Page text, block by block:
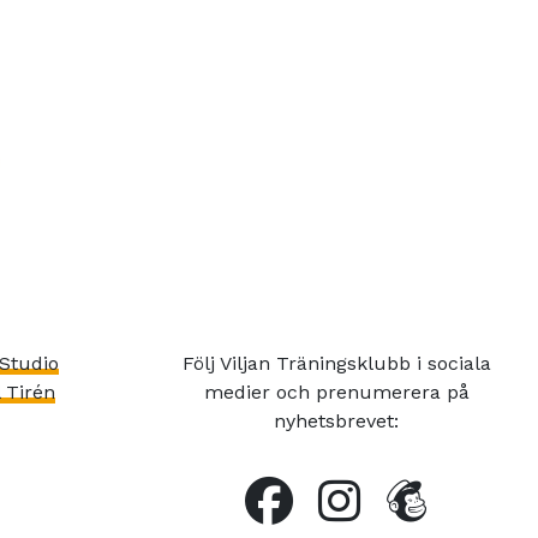
Tirén
Följ Viljan Träningsklubb i sociala
medier och prenumerera på
nyhetsbrevet: